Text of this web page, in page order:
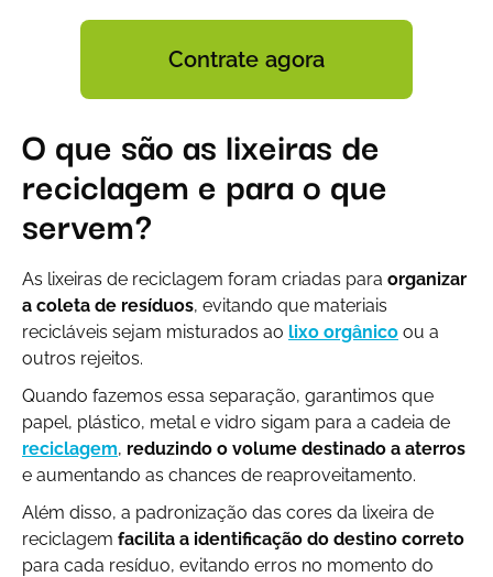
Contrate agora
O que são as lixeiras de
reciclagem e para o que
servem?
As lixeiras de reciclagem foram criadas para organizar
a coleta de resíduos, evitando que materiais
recicláveis sejam misturados ao lixo orgânico ou a
outros rejeitos.
Quando fazemos essa separação, garantimos que
papel, plástico, metal e vidro sigam para a cadeia de
reciclagem, reduzindo o volume destinado a aterros
e aumentando as chances de reaproveitamento.
Além disso, a padronização das cores da lixeira de
reciclagem facilita a identificação do destino correto
para cada resíduo, evitando erros no momento do